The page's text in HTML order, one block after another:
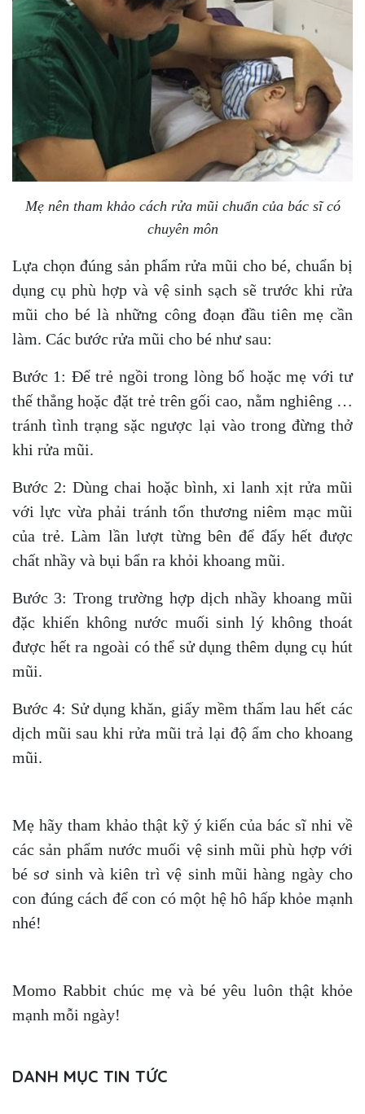
Mẹ nên tham khảo cách rửa mũi chuẩn của bác sĩ có
chuyên môn
Lựa chọn đúng sản phẩm rửa mũi cho bé, chuẩn bị
dụng cụ phù hợp và vệ sinh sạch sẽ trước khi rửa
mũi cho bé là những công đoạn đầu tiên mẹ cần
làm. Các bước rửa mũi cho bé như sau:
Bước 1: Để trẻ ngồi trong lòng bố hoặc mẹ với tư
thế thẳng hoặc đặt trẻ trên gối cao, nằm nghiêng …
tránh tình trạng sặc ngược lại vào trong đừng thở
khi rửa mũi.
Bước 2: Dùng chai hoặc bình, xi lanh xịt rửa mũi
với lực vừa phải tránh tổn thương niêm mạc mũi
của trẻ. Làm lần lượt từng bên để đẩy hết được
chất nhầy và bụi bẩn ra khỏi khoang mũi.
Bước 3: Trong trường hợp dịch nhầy khoang mũi
đặc khiến không nước muối sinh lý không thoát
được hết ra ngoài có thể sử dụng thêm dụng cụ hút
mũi.
Bước 4: Sử dụng khăn, giấy mềm thấm lau hết các
dịch mũi sau khi rửa mũi trả lại độ ẩm cho khoang
mũi.
Mẹ hãy tham khảo thật kỹ ý kiến của bác sĩ nhi về
các sản phẩm nước muối vệ sinh mũi phù hợp với
bé sơ sinh và kiên trì vệ sinh mũi hàng ngày cho
con đúng cách để con có một hệ hô hấp khỏe mạnh
nhé!
Momo Rabbit chúc mẹ và bé yêu luôn thật khỏe
mạnh mỗi ngày!
DANH MỤC TIN TỨC